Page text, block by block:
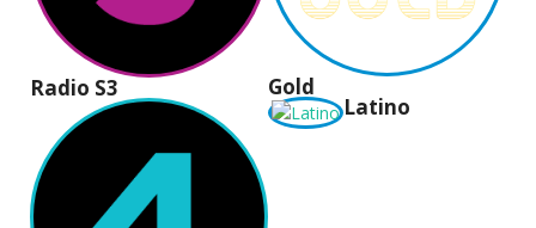
Radio S3 Gold
Latino